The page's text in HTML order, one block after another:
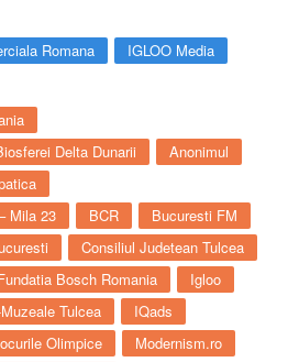
Romana IGLOO Media
Delta Dunarii
Anonimul
Mila 23
BCR
Bucuresti FM
Consiliul Judetean Tulcea
Bosch Romania
Igloo
Tulcea
IQads
Olimpice
Modernism.ro